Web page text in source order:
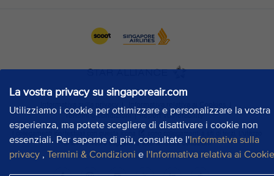
La vostra privacy su singaporeair.com
Utilizziamo i cookie per ottimizzare e personalizzare la vostra
esperienza, ma potete scegliere di disattivare i cookie non
essenziali. Per saperne di più, consultate l'Informativa sulla
privacy , Termini & Condizioni e l'Informativa relativa ai